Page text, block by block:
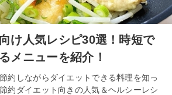
け人気レシピ30選！時短で
メニューを紹介！
約しながらダイエットできる料理を知っ
約ダイエット向きの人気＆ヘルシーレシ